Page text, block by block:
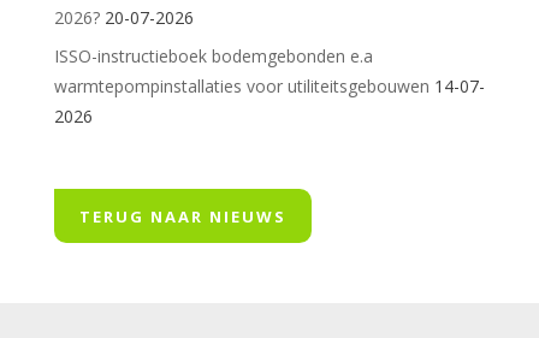
2026? 20-07-2026
ISSO-instructieboek bodemgebonden e.a
warmtepompinstallaties voor utiliteitsgebouwen 14-07-
2026
TERUG NAAR NIEUWS